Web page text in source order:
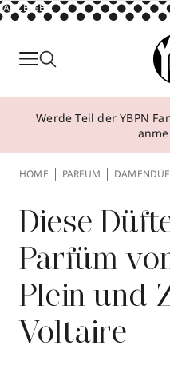
ANZEIGE
Parfum
Make-up
Behandlungen
Über YBPN
Aktionen
Storefinder
Werde Teil der YBPN
HOME PARFUM
Diese
Parfüm
Plein und
Voltaire